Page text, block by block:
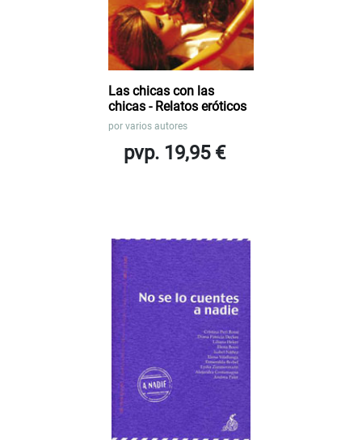
Las chicas con las
chicas - Relatos eróticos
por varios autores
pvp. 19,95 €